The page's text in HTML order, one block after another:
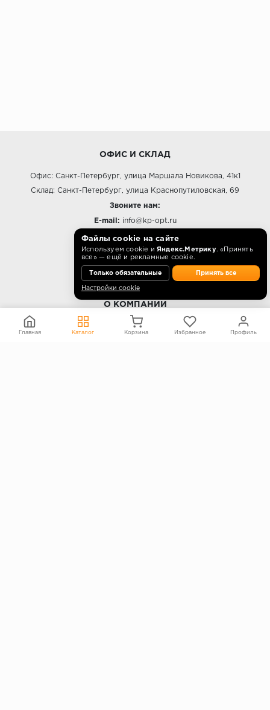
ОФИС И СКЛАД
Офис: Санкт-Петербург, улица Маршала Новикова, 41к1
Склад: Санкт-Петербург, улица Краснопутиловская, 69
Звоните нам:
E-mail: info@kp-opt.ru
Режим работы
10:00 - 18:00 пн-пт.
О КОМПАНИИ
Контакты
Файлы cookie на сайте
Используем cookie и Яндекс.Метрику. «Принять
все» — ещё и рекламные cookie.
Только обязательные Принять все
Настройки cookie
Главная Каталог Корзина Избранное Профиль